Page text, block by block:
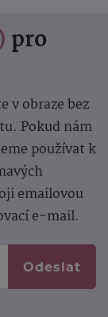
pro
v obraze bez
Pokud nám
používat k
emailovou
e-mail.
Odeslat